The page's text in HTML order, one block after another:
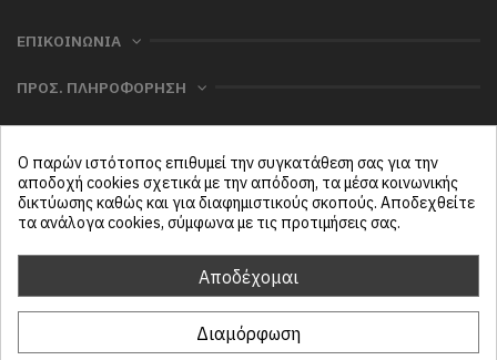
ΕΠΙΚΟΙΝΩΝΙΑ
ΠΡΟΣ. ΠΛΗΡΟΦΟΡΗΣΗ
ΜΕΝΟΥ
Follow us
| All rights reserved
Ο παρών ιστότοπος επιθυμεί την συγκατάθεση σας για την
αποδοχή cookies σχετικά με την απόδοση, τα μέσα κοινωνικής
δικτύωσης καθώς και για διαφημιστικούς σκοπούς. Αποδεχθείτε
τα ανάλογα cookies, σύμφωνα με τις προτιμήσεις σας.
Αποδέχομαι
Διαμόρφωση